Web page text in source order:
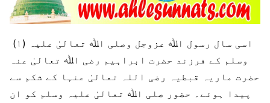
(۱) اسی سال رسول اﷲ عزوجل وصلی اﷲ تعالیٰ علیہ
وسلم کے فرزند حضرت ابراہیم رضی اﷲ تعالیٰ عنہ
حضرت ماریہ قبطیہ رضی اللہ تعالیٰ عنہا کے شکم سے
پیدا ہوئے۔ حضور صلی اﷲ تعالیٰ علیہ وسلم کو ان